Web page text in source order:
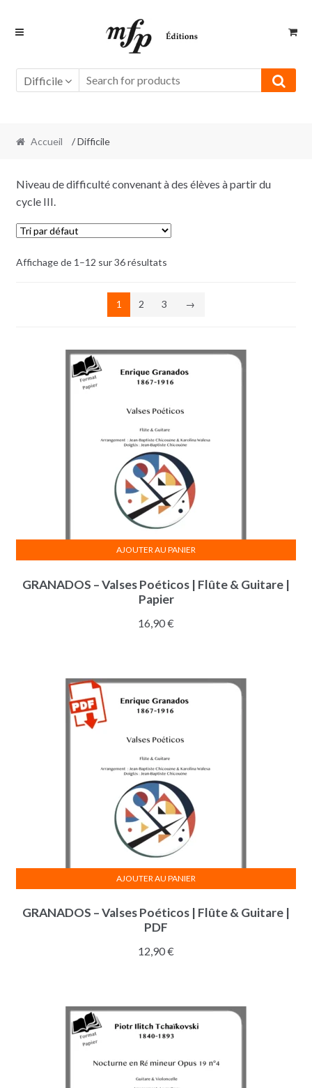
Retour
navigation
Aller
Difficile
Accueil / Difficile
Niveau de difficulté convenant à des élèves à partir du
cycle III.
Affichage de 1–12 sur 36 résultats
1 2 3 →
GRANADOS – Valses Poéticos | Flûte & Guitare |
Papier
16,90€
AJOUTER AU PANIER
GRANADOS – Valses Poéticos | Flûte & Guitare |
PDF
12,90€
AJOUTER AU PANIER